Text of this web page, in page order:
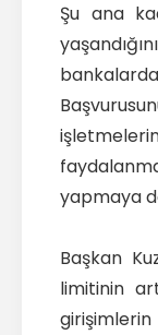
Şu ana
yapmaya
Başkan
limitinin